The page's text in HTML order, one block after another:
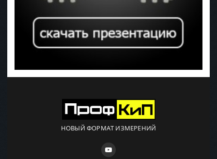
НОВЫЙ ФОРМАТ ИЗМЕРЕНИЙ